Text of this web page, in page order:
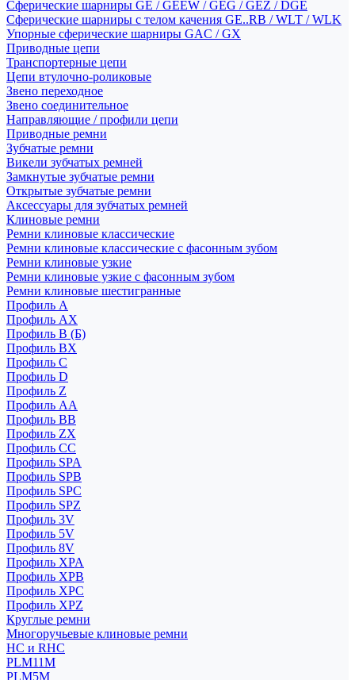
Сферические шарниры GE / GEEW / GEG / GEZ / DGE
Сферические шарниры с телом качения GE..RB / WLT / WLK
Упорные сферические шарниры GAC / GX
Приводные цепи
Транспортерные цепи
Цепи втулочно-роликовые
Звено переходное
Звено соединительное
Направляющие / профили цепи
Приводные ремни
Зубчатые ремни
Викели зубчатых ремней
Замкнутые зубчатые ремни
Открытые зубчатые ремни
Аксессуары для зубчатых ремней
Клиновые ремни
Ремни клиновые классические
Ремни клиновые классические с фасонным зубом
Ремни клиновые узкие
Ремни клиновые узкие с фасонным зубом
Ремни клиновые шестигранные
Профиль A
Профиль AX
Профиль B (Б)
Профиль BX
Профиль C
Профиль D
Профиль Z
Профиль АА
Профиль BB
Профиль ZX
Профиль CC
Профиль SPA
Профиль SPB
Профиль SPC
Профиль SPZ
Профиль 3V
Профиль 5V
Профиль 8V
Профиль XPA
Профиль XPB
Профиль XPC
Профиль XPZ
Круглые ремни
Многоручьевые клиновые ремни
HC и RHC
PLM11M
PLM5M